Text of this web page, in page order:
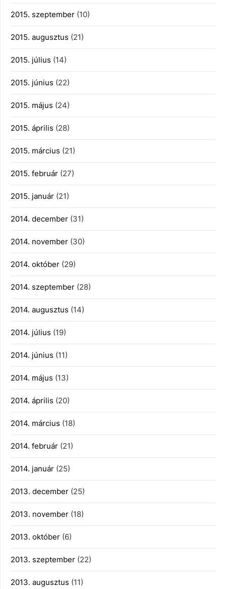
2015. szeptember (10)
2015. augusztus (21)
2015. július (14)
2015. június (22)
2015. május (24)
2015. április (28)
2015. március (21)
2015. február (27)
2015. január (21)
2014. december (31)
2014. november (30)
2014. október (29)
2014. szeptember (28)
2014. augusztus (14)
2014. július (19)
2014. június (11)
2014. május (13)
2014. április (20)
2014. március (18)
2014. február (21)
2014. január (25)
2013. december (25)
2013. november (18)
2013. október (6)
2013. szeptember (22)
2013. augusztus (11)